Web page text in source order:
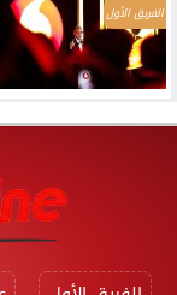
الفريق الأول